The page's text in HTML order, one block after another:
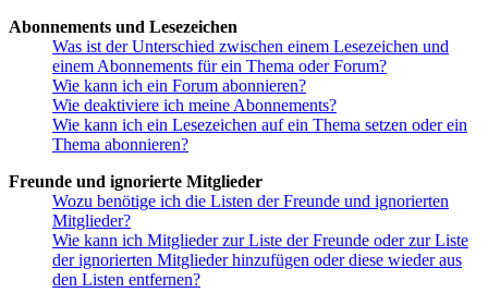
Abonnements und Lesezeichen
Was ist der Unterschied zwischen einem Lesezeichen und
einem Abonnements für ein Thema oder Forum?
Wie kann ich ein Forum abonnieren?
Wie deaktiviere ich meine Abonnements?
Wie kann ich ein Lesezeichen auf ein Thema setzen oder ein
Thema abonnieren?
Freunde und ignorierte Mitglieder
Wozu benötige ich die Listen der Freunde und ignorierten
Mitglieder?
Wie kann ich Mitglieder zur Liste der Freunde oder zur Liste
der ignorierten Mitglieder hinzufügen oder diese wieder aus
den Listen entfernen?